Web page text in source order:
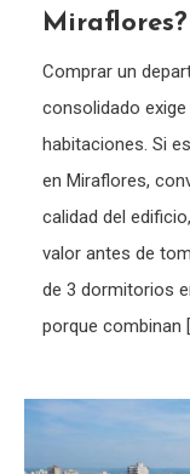
Miraflores?
Comprar un
consolidado
habitaciones. Si
en Miraflores,
calidad del
valor antes de
de 3 dormitorios
porque combinan